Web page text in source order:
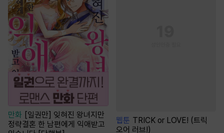
만화 [일권만] 잊혀진 왕녀지만
정략결혼 한 남편에게 익애받고
웹툰 TRICK or LOVE! (트릭
오어 러브!)